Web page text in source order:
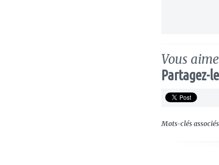
Vous
Partagez-
Mots-clés